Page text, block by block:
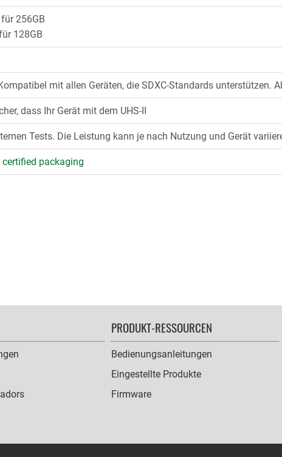
256GB
128GB
mit allen Geräten, die SDXC-Standards unterstützen.
dass Ihr Gerät mit dem UHS-II
Tests. Die Leistung kann je nach Nutzung und Gerät
certified packaging
PRODUKT-RESSOURCEN
Bedienungsanleitungen
Eingestellte Produkte
Firmware